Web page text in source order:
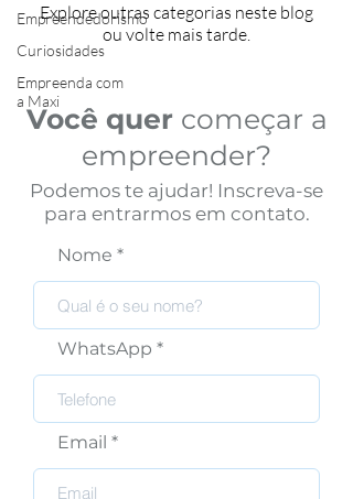
Empreendedorismo
Curiosidades
Empreenda com
a Maxi
Explore outras categorias neste blog
ou volte mais tarde.
Você quer começar a
empreender?
Podemos te ajudar! Inscreva-se
para entrarmos em contato.
Nome
WhatsApp
Email